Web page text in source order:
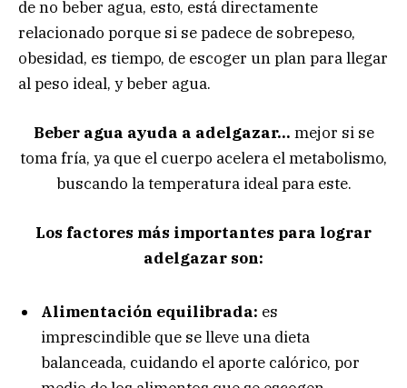
de no beber agua, esto, está directamente
relacionado porque si se padece de sobrepeso,
obesidad, es tiempo, de escoger un plan para llegar
al peso ideal, y beber agua.
Beber agua ayuda a adelgazar… mejor si se
toma fría, ya que el cuerpo acelera el metabolismo,
buscando la temperatura ideal para este.
Los factores más importantes para lograr
adelgazar son:
Alimentación equilibrada: es
imprescindible que se lleve una dieta
balanceada, cuidando el aporte calórico, por